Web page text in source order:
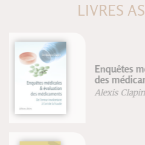
LIVRES
Jean-
Robert